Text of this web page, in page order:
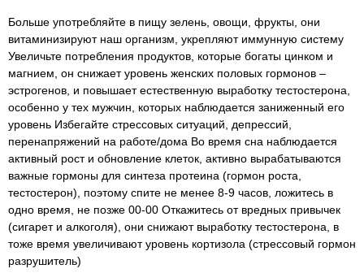
Больше употребляйте в пищу зелень, овощи, фрукты, они
витаминизируют наш организм, укрепляют иммунную систему
Увеличьте потребления продуктов, которые богаты цинком и
магнием, он снижает уровень женских половых гормонов –
эстрогенов, и повышает естественную выработку тестостерона,
особенно у тех мужчин, которых наблюдается заниженный его
уровень Избегайте стрессовых ситуаций, депрессий,
перенапряжений на работе/дома Во время сна наблюдается
активный рост и обновление клеток, активно вырабатываются
важные гормоны для синтеза протеина (гормон роста,
тестостерон), поэтому спите не менее 8-9 часов, ложитесь в
одно время, не позже 00-00 Откажитесь от вредных привычек
(сигарет и алкоголя), они снижают выработку тестостерона, в
тоже время увеличивают уровень кортизола (стрессовый гормон
разрушитель)